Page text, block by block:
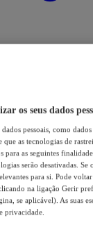
SUGEREBarba
os seus dados
pessoais, como
as tecnologias de
para as seguintes
serão desativadas. Se
para si. Pode voltar
na ligação Gerir
se aplicável). As suas
privacidade.